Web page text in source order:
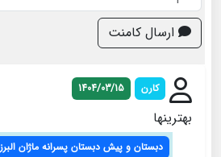
ارسال کامنت
کارن 1404/03/15
بهترینها
دبستان و پیش دبستان پسرانه ماژان البرز